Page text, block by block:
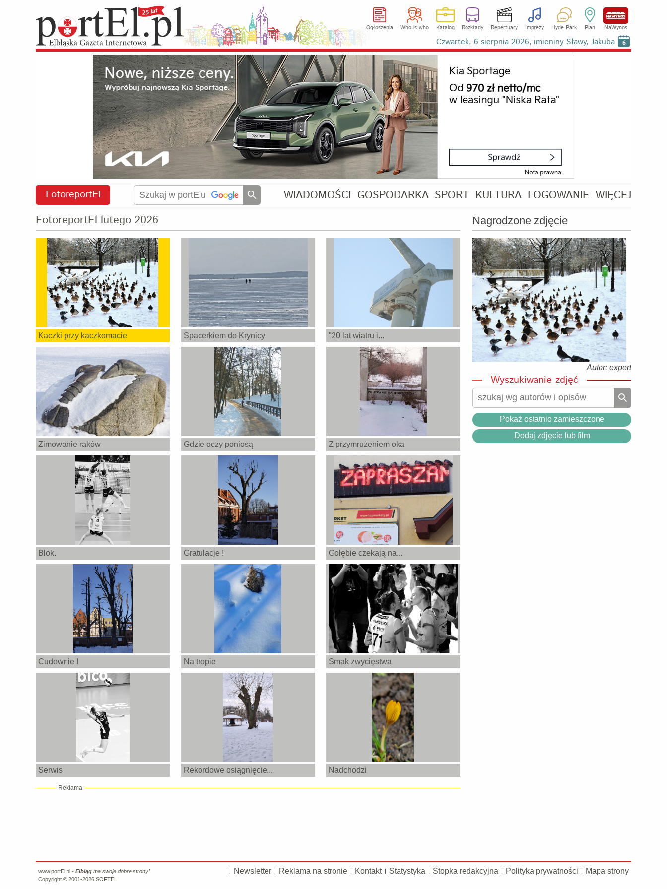
Ogłoszenia Who is who Katalog Rozkłady Repertuary Imprezy Hyde Park Plan NaWynos
Czwartek, 6 sierpnia 2026, imieniny Sławy, Jakuba 6
FotoreportEl WIADOMOŚCI GOSPODARKA SPORT KULTURA LOGOWANIE WIĘCEJ
FotoreportEl lutego 2026
Kaczki przy kaczkomacie Spacerkiem do Krynicy "20 lat wiatru i...
Zimowanie raków Gdzie oczy poniosą Z przymrużeniem oka
Blok. Gratulacje ! Gołębie czekają na...
Cudownie ! Na tropie Smak zwycięstwa
Serwis Rekordowe osiągnięcie... Nadchodzi
Reklama
Nagrodzone zdjęcie
Autor: expert
Wyszukiwanie zdjęć
Pokaż ostatnio zamieszczone
Dodaj zdjęcie lub film
Newsletter Reklama na stronie Kontakt Statystyka Stopka redakcyjna Polityka prywatności Mapa strony
www.portEl.pl - Elbląg ma swoje dobre strony!
Copyright © 2001-2026 SOFTEL